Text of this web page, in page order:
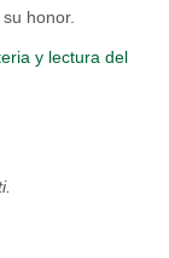
honor.
y lectura del